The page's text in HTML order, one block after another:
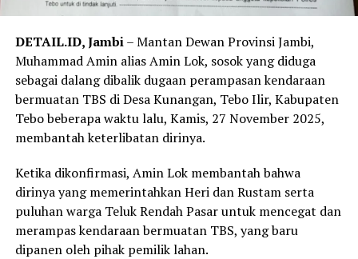
DETAIL.ID, Jambi– Mantan Dewan Provinsi Jambi,
Muhammad Amin alias Amin Lok, sosok yang diduga
sebagai dalang dibalik dugaan perampasan kendaraan
bermuatan TBS di Desa Kunangan, Tebo Ilir, Kabupaten
Tebo beberapa waktu lalu, Kamis, 27 November 2025,
membantah keterlibatan dirinya.
Ketika dikonfirmasi, Amin Lok membantah bahwa
dirinya yang memerintahkan Heri dan Rustam serta
puluhan warga Teluk Rendah Pasar untuk mencegat dan
merampas kendaraan bermuatan TBS, yang baru
dipanen oleh pihak pemilik lahan.